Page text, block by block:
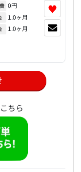
0円
1.0ヶ月
1.0ヶ月
♥
ちら